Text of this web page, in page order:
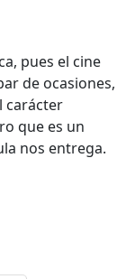
pues el cine
de ocasiones,
carácter
que es un
nos entrega.